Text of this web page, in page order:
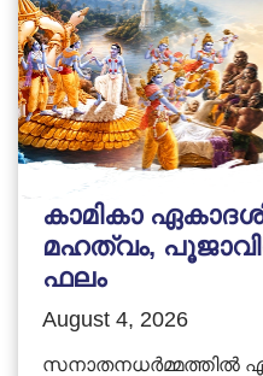
കാമികാ ഏകാദശി
മഹത്വം,
ഫലം
August 4, 2026
സനാതനധർമ്മത്തിൽ